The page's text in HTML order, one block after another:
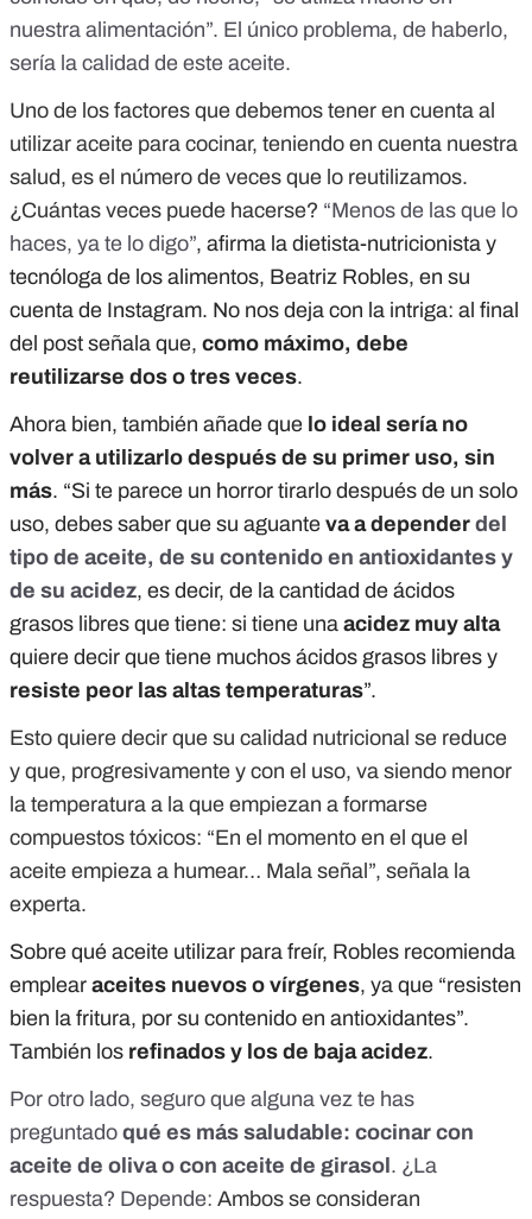
nuestra alimentación”. El único problema, de haberlo,
sería la calidad de este aceite.
Uno de los factores que debemos tener en cuenta al
utilizar aceite para cocinar, teniendo en cuenta nuestra
salud, es el número de veces que lo reutilizamos.
¿Cuántas veces puede hacerse? “Menos de las que lo
haces, ya te lo digo”, afirma la dietista-nutricionista y
tecnóloga de los alimentos, Beatriz Robles, en su
cuenta de Instagram. No nos deja con la intriga: al final
del post señala que, como máximo, debe
reutilizarse dos o tres veces.
Ahora bien, también añade que lo ideal sería no
volver a utilizarlo después de su primer uso, sin
más. “Si te parece un horror tirarlo después de un solo
uso, debes saber que su aguante va a depender del
tipo de aceite, de su contenido en antioxidantes y
de su acidez, es decir, de la cantidad de ácidos
grasos libres que tiene: si tiene una acidez muy alta
quiere decir que tiene muchos ácidos grasos libres y
resiste peor las altas temperaturas”.
Esto quiere decir que su calidad nutricional se reduce
y que, progresivamente y con el uso, va siendo menor
la temperatura a la que empiezan a formarse
compuestos tóxicos: “En el momento en el que el
aceite empieza a humear… Mala señal”, señala la
experta.
Sobre qué aceite utilizar para freír, Robles recomienda
emplear aceites nuevos o vírgenes, ya que “resisten
bien la fritura, por su contenido en antioxidantes”.
También los refinados y los de baja acidez.
Por otro lado, seguro que alguna vez te has
preguntado qué es más saludable: cocinar con
aceite de oliva o con aceite de girasol . ¿La
respuesta? Depende: Ambos se consideran